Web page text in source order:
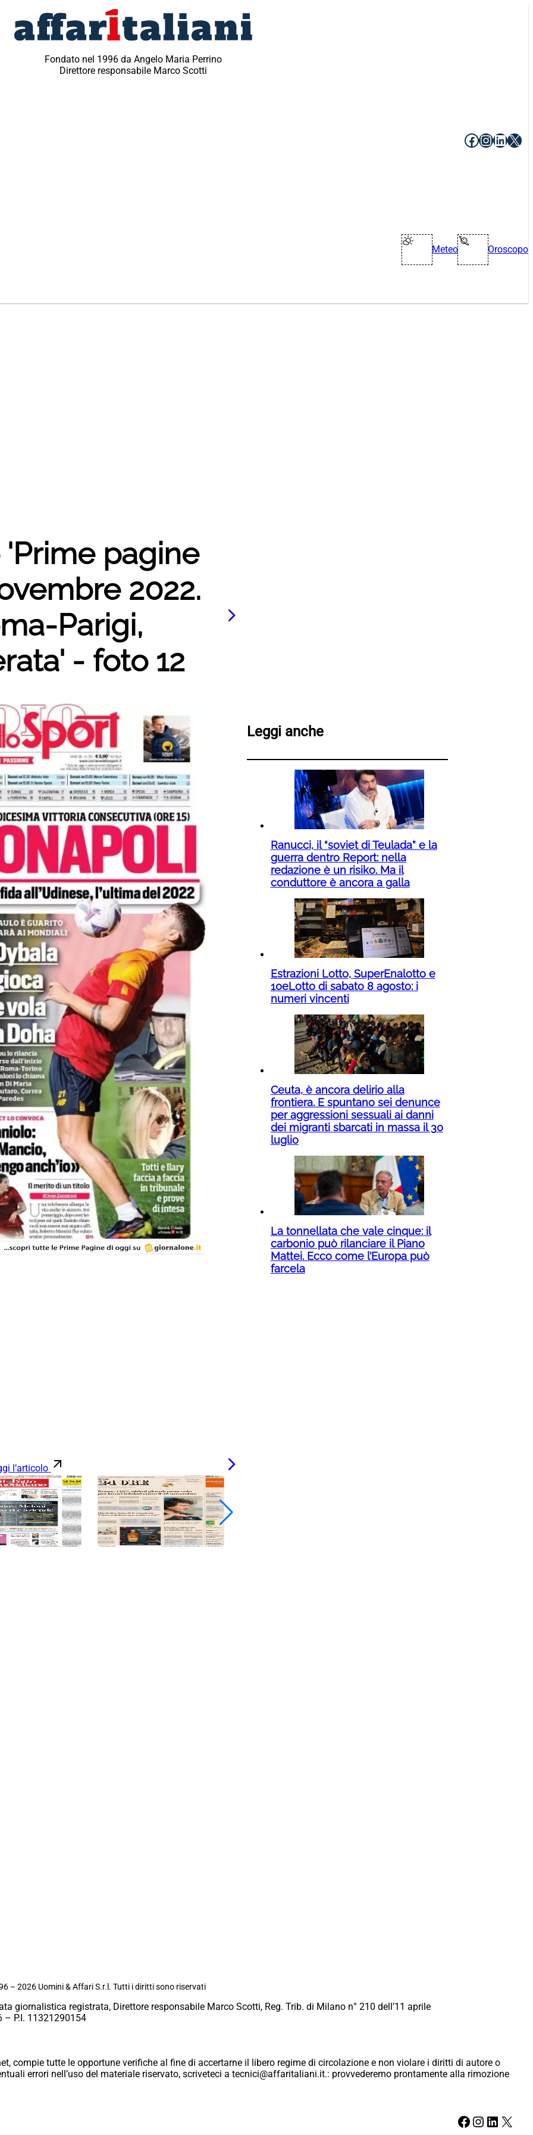
Fondato nel 1996 da Angelo Maria Perrino
Direttore responsabile Marco Scotti
Facebook
X
Meteo Oroscopo
pagine
2022.
Parigi,
- foto 12
l’articolo
Leggi anche
Ranucci, il “soviet di Teulada” e la
guerra dentro Report: nella
redazione è un risiko. Ma il
conduttore è ancora a galla
Estrazioni Lotto, SuperEnalotto e
10eLotto di sabato 8 agosto: i
numeri vincenti
Ceuta, è ancora delirio alla
frontiera. E spuntano sei denunce
per aggressioni sessuali ai danni
dei migranti sbarcati in massa il 30
luglio
La tonnellata che vale cinque: il
carbonio può rilanciare il Piano
Mattei. Ecco come l’Europa può
farcela
– 2026 Uomini & Affari S.r.l. Tutti i diritti sono riservati
giornalistica registrata, Direttore responsabile Marco Scotti, Reg. Trib. di Milano n° 210 dell’11 aprile
– P.I. 11321290154
compie tutte le opportune verifiche al fine di accertarne il libero regime di circolazione e non violare i diritti di autore o
errori nell’uso del materiale riservato, scriveteci a tecnici@affaritaliani.it.: provvederemo prontamente alla rimozione
Facebook Instagram LinkedIn X